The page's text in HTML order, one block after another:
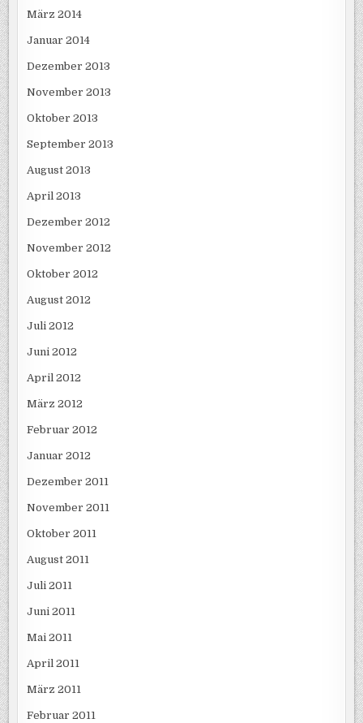
März 2014
Januar 2014
Dezember 2013
November 2013
Oktober 2013
September 2013
August 2013
April 2013
Dezember 2012
November 2012
Oktober 2012
August 2012
Juli 2012
Juni 2012
April 2012
März 2012
Februar 2012
Januar 2012
Dezember 2011
November 2011
Oktober 2011
August 2011
Juli 2011
Juni 2011
Mai 2011
April 2011
März 2011
Februar 2011